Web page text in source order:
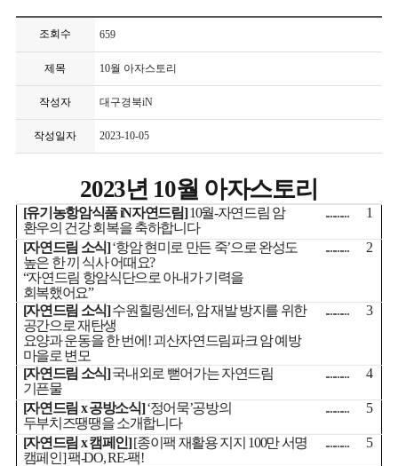
조회수 659
제목 10월 아자스토리
작성자 대구경북iN
작성일자 2023-10-05
2023년 10월 아자스토리
[유기농항암식품iN자연드림] 10월-자연드림 암
환우의 건강 회복을 축하합니다
.......... 1
[자연드림 소식]‘항암 현미로 만든 죽’으로 완성도
높은 한 끼 식사 어때요?
“자연드림 항암식단으로 아내가 기력을
회복했어요”
.......... 2
[자연드림 소식]수원힐링센터, 암 재발 방지를 위한
공간으로 재탄생
요양과 운동을 한 번에 !괴산자연드림파크 암 예방
마을로 변모
.......... 3
[자연드림 소식]국내외로 뻗어가는 자연드림
기픈물
.......... 4
[자연드림 x공방소식] ‘정어묵’공방의
두부치즈땡땡을 소개합니다
.......... 5
[자연드림 x캠페인][종이팩 재활용 지지 100만 서명
캠페인]팩-DO, RE-팩!
.......... 5